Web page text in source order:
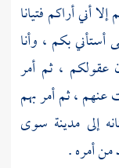
أني أراكم فتيانا
بكم ، وأنا
عقولكم ، ثم أمر
، ثم أمر بهم
إلى مدينة سوى
من أمره .